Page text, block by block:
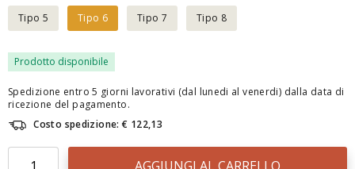
Tipo 5
Tipo 6 Tipo 7 Tipo 8
Prodotto disponibile
Spedizione entro 5 giorni lavorativi (dal lunedi al venerdi) dalla data di
ricezione del pagamento.
Costo spedizione: € 122,13